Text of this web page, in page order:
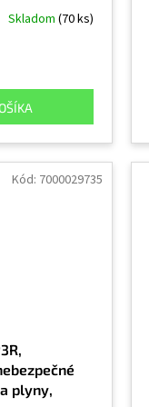
Skladom (70 ks)
plyny,
Kód: 7000029735